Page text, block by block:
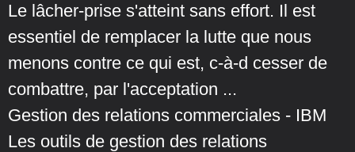
Le lâcher-prise s'atteint sans effort. Il est
essentiel de remplacer la lutte que nous
menons contre ce qui est, c-à-d cesser de
combattre, par l'acceptation ...
Gestion des relations commerciales - IBM
Les outils de gestion des relations